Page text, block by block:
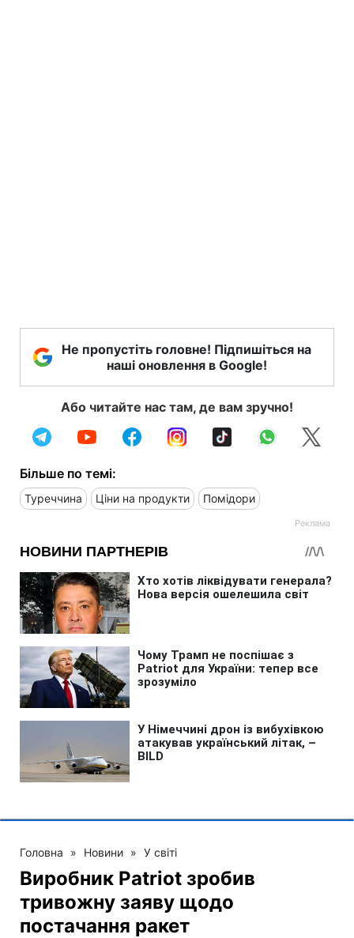
Не пропустіть головне! Підпишіться на
наші оновлення в Google!
Або читайте нас там, де вам зручно!
Більше по темі:
Туреччина Ціни на продукти Помідори
Головна » Новини » У світі
Виробник Patriot зробив
тривожну заяву щодо
постачання ракет